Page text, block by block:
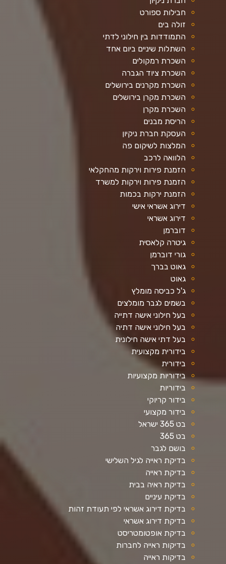
חבילות ספורט
זולה בים
התמודדות בין חילוני לדתי
השתלות שיניים ביום אחד
השכרת רמקולים
השכרת ציוד הגברה
השכרת מקרנים בירושלים
השכרת מקרן בירושלים
השכרת מקרן
הריסת מבנים
העסקת חברת ניקיון
המלצות לשיקום פה
הלוואה לרכב
הזמנת פירות וירקות מהחקלאי
הזמנת פירות וירקות למשרד
הזמנת ירקות בכמות
דירוג אשראי אישי
דירוג אשראי
דוברמן
גיטרה קלאסית
גורי דוברמן
גאוט בברך
גאוט
ג'ל כביסה מומלץ
בשמים לגבר מומלצים
בעל חילוני אישה דתייה
בעל חילוני אישה דתיה
בעל דתי אישה חילונית
בידורית מקצועית
בידורית
בידוריות מקצועיות
בידוריות
בידור קריוקי
בידור מקצועי
בט 365 ישראל
בט 365
בושם לגבר
בדיקת ראייה לגיל השלישי
בדיקת ראייה
בדיקת ראיה בבית
בדיקת עיניים
בדיקת דירוג אשראי לפי תעודת זהות
בדיקת דירוג אשראי
בדיקת אופטומטריסט
בדיקות ראייה לחברות
בדיקות ראייה